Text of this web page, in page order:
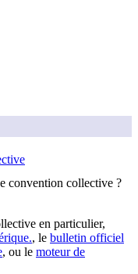
convention collective ?
en particulier,
, le bulletin officiel
, ou le moteur de